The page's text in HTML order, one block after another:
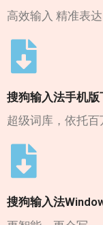
高效输入 精准表达
搜狗输入法手机版
超级词库，依托
搜狗输入法